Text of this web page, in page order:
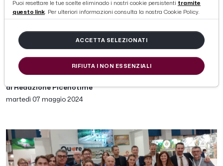
Regione Marche e Camera di
Commercio insieme al Cibus di
Parma. Presenti 35 imprese
agroalimentari
di Redazione Picenotime
martedì 07 maggio 2024
Puoi resettare le tue scelte eliminado i nostri cookie persistenti tramite
questo link. Per ulteriori informazioni consulta la nostra Cookie Policy.
ACCETTA SELEZIONATI
RIFIUTA I NON ESSENZIALI